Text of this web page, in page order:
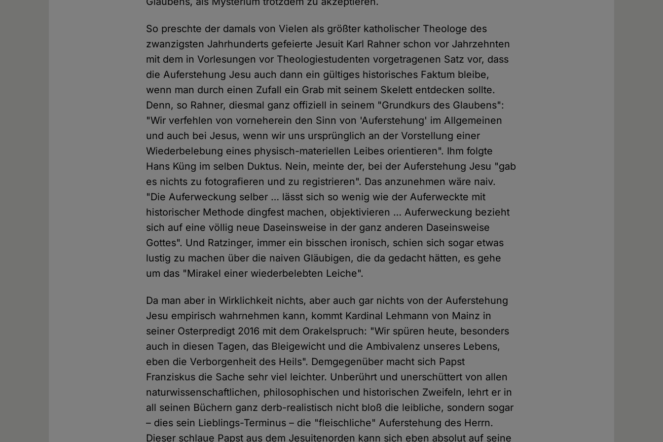
So preschte der damals von Vielen als größter katholischer Theologe des
zwanzigsten Jahrhunderts gefeierte Jesuit Karl Rahner schon vor Jahrzehnten
mit dem in Vorlesungen vor Theologiestudenten vorgetragenen Satz vor, dass
die Auferstehung Jesu auch dann ein gültiges historisches Faktum bleibe,
wenn man durch einen Zufall ein Grab mit seinem Skelett entdecken sollte.
Denn, so Rahner, diesmal ganz offiziell in seinem "Grundkurs des Glaubens":
"Wir verfehlen von vorneherein den Sinn von 'Auferstehung' im Allgemeinen
und auch bei Jesus, wenn wir uns ursprünglich an der Vorstellung einer
Wiederbelebung eines physisch-materiellen Leibes orientieren". Ihm folgte
Hans Küng im selben Duktus. Nein, meinte der, bei der Auferstehung Jesu "gab
es nichts zu fotografieren und zu registrieren". Das anzunehmen wäre naiv.
"Die Auferweckung selber … lässt sich so wenig wie der Auferweckte mit
historischer Methode dingfest machen, objektivieren … Auferweckung bezieht
sich auf eine völlig neue Daseinsweise in der ganz anderen Daseinsweise
Gottes". Und Ratzinger, immer ein bisschen ironisch, schien sich sogar etwas
lustig zu machen über die naiven Gläubigen, die da gedacht hätten, es gehe
um das "Mirakel einer wiederbelebten Leiche".
Da man aber in Wirklichkeit nichts, aber auch gar nichts von der Auferstehung
Jesu empirisch wahrnehmen kann, kommt Kardinal Lehmann von Mainz in
seiner Osterpredigt 2016 mit dem Orakelspruch: "Wir spüren heute, besonders
auch in diesen Tagen, das Bleigewicht und die Ambivalenz unseres Lebens,
eben die Verborgenheit des Heils". Demgegenüber macht sich Papst
Franziskus die Sache sehr viel leichter. Unberührt und unerschüttert von allen
naturwissenschaftlichen, philosophischen und historischen Zweifeln, lehrt er in
all seinen Büchern ganz derb-realistisch nicht bloß die leibliche, sondern sogar
– dies sein Lieblings-Terminus – die "fleischliche" Auferstehung des Herrn.
Dieser schlaue Papst aus dem Jesuitenorden kann sich eben absolut auf seine